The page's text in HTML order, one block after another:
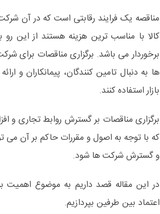
مناقصه یک فرایند رقابتی است که در آن
کالا با مناسب ترین هزینه هستند از این
برخوردار می باشد. برگزاری مناقصات
ها به دنبال تامین کنندگان، پیمانکاران و
بازار استفاده کنند.
برگزاری مناقصات بر گسترش روابط تجاری و
که با توجه به اصول و مقررات حاکم بر آن می
و گسترش شرکت ها شود.
در این مقاله قصد داریم به موضوع اهمیت
اعتماد بین طرفین بپردازیم.